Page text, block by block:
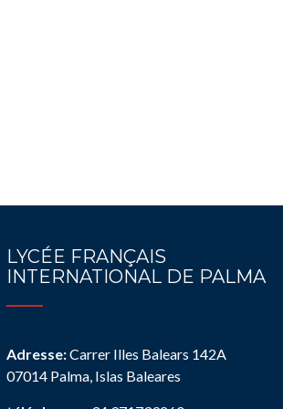
LYCÉE FRANÇAIS
INTERNATIONAL DE PALMA
Adresse:Carrer Illes Balears 142A
07014 Palma, Islas Baleares